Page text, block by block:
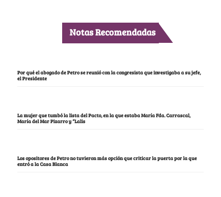
Notas Recomendadas
Por qué el abogado de Petro se reunió con la congresista que investigaba a su jefe,
el Presidente
La mujer que tumbó la lista del Pacto, en la que estaba María Fda. Carrascal,
María del Mar Pizarro y “Lalis
Los opositores de Petro no tuvieron más opción que criticar la puerta por la que
entró a la Casa Blanca